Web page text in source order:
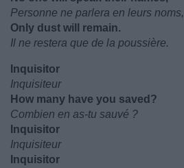
Personne ne parlera en leurs noms,
Only dust will remain.
Il ne restera que de la poussière.
Inquisitor
Inquisiteur
How many have you saved?
Combien en as-tu sauvé ?
Inquisitor
Inquisiteur
Inquisitor